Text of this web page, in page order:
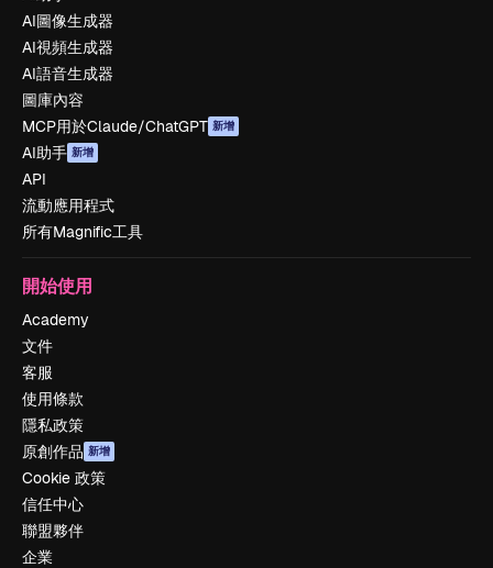
AI圖像生成器
AI視頻生成器
AI語音生成器
圖庫內容
MCP用於Claude/ChatGPT 新增
AI助手 新增
API
流動應用程式
所有Magnific工具
開始使用
Academy
文件
客服
使用條款
隱私政策
原創作品 新增
Cookie 政策
信任中心
聯盟夥伴
企業